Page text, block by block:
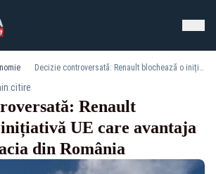
Decizie controversată: Renault blochează o inițiativă UE care avantaja producția Dacia din România
citire
Renault
inițiativă UE care avantaja
din România